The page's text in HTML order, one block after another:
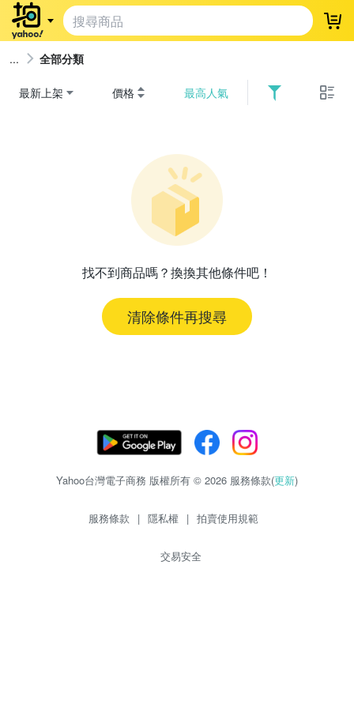
登
全部分類
最新上架 價格 最高人氣
找不到商品嗎？換換其他條件吧！
清除條件再搜尋
Yahoo台灣電子商務 版權所有 © 2026 服務條款(更新)
服務條款 | 隱私權 | 拍賣使用規範
交易安全